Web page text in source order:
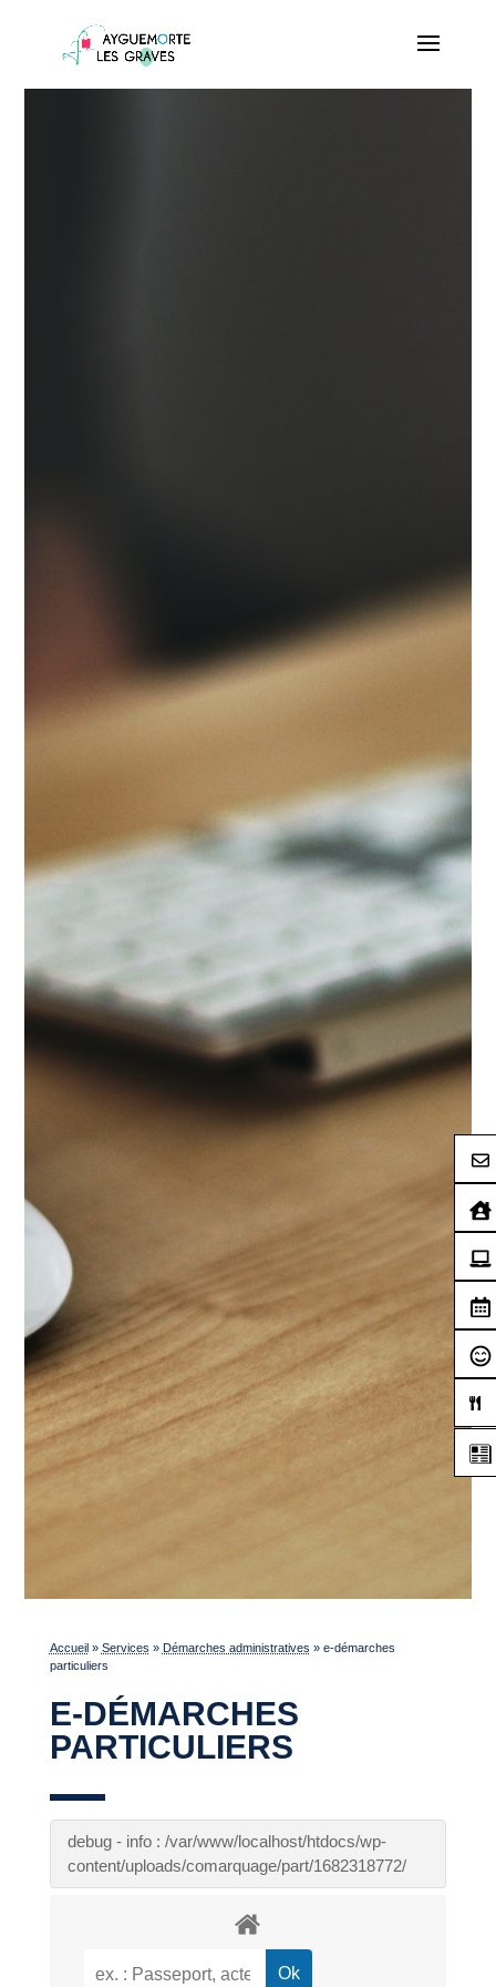
Accueil» Services » Démarches administratives » e-démarches
particuliers
E-DÉMARCHES
PARTICULIERS
debug - info : /var/www/localhost/htdocs/wp-
content/uploads/comarquage/part/1682318772/